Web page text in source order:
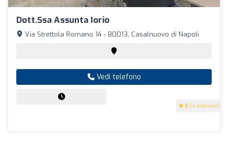
Dott.ssa Assunta Iorio
5 (4 recensioni)
Via Strettola Romano 14 - 80013, Casalnuovo di Napoli
Vedi telefono